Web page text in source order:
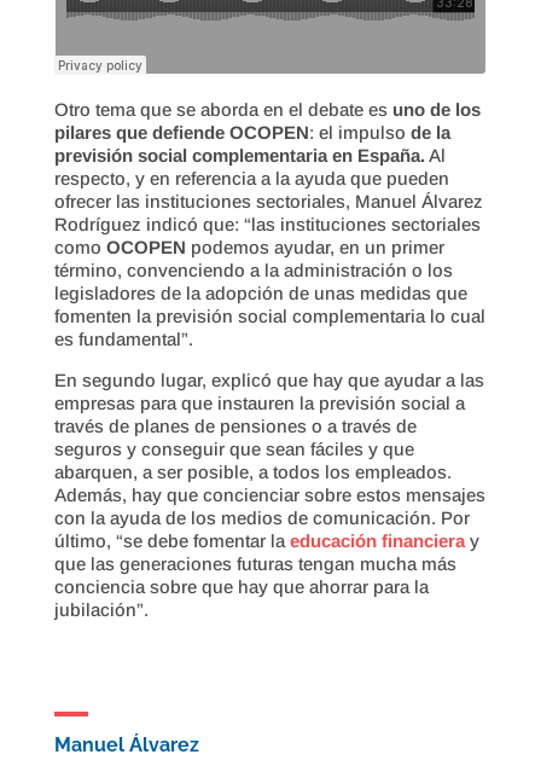
Otro tema que se aborda en el debate es uno de los
pilares que defiende OCOPEN: el impulso de la
previsión social complementaria en España.Al
respecto, y en referencia a la ayuda que pueden
ofrecer las instituciones sectoriales, Manuel Álvarez
Rodríguez indicó que: “las instituciones sectoriales
como OCOPEN podemos ayudar, en un primer
término, convenciendo a la administración o los
legisladores de la adopción de unas medidas que
fomenten la previsión social complementaria lo cual
es fundamental”.
En segundo lugar, explicó que hay que ayudar a las
empresas para que instauren la previsión social a
través de planes de pensiones o a través de
seguros y conseguir que sean fáciles y que
abarquen, a ser posible, a todos los empleados.
Además, hay que concienciar sobre estos mensajes
con la ayuda de los medios de comunicación. Por
último, “se debe fomentar la educación financieray
que las generaciones futuras tengan mucha más
conciencia sobre que hay que ahorrar para la
jubilación”.
Manuel Álvarez